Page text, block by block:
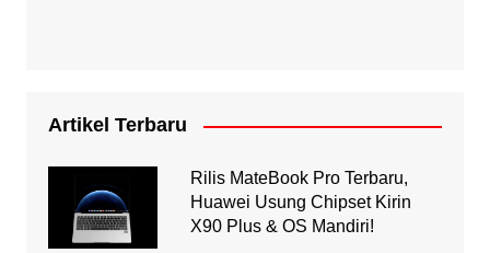
Artikel Terbaru
Rilis MateBook Pro Terbaru,
Huawei Usung Chipset Kirin
X90 Plus & OS Mandiri!